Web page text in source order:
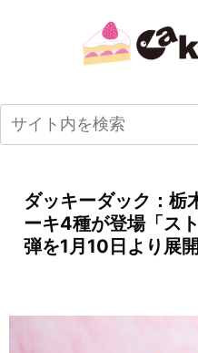
ダッキーダック：栃
ーキ4種が登場「ス
弾を1月10日より展開